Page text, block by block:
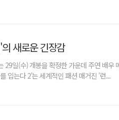
새로운 긴장감
29일(수) 개봉을 확정한 가운데 주연 배우
입는다 2'는 세계적인 패션 매거진 '런...